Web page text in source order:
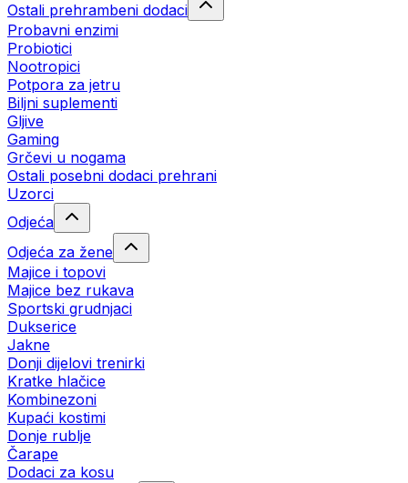
Ostali prehrambeni dodaci
Probavni enzimi
Probiotici
Nootropici
Potpora za jetru
Biljni suplementi
Gljive
Gaming
Grčevi u nogama
Ostali posebni dodaci prehrani
Uzorci
Odjeća
Odjeća za žene
Majice i topovi
Majice bez rukava
Sportski grudnjaci
Dukserice
Jakne
Donji dijelovi trenirki
Kratke hlačice
Kombinezoni
Kupaći kostimi
Donje rublje
Čarape
Dodaci za kosu